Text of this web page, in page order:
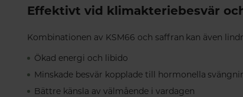
Effektivt vid klimakteriebesvär
Kombinationen av KSM66 och saffran kan även
Ökad energi och libido
Minskade besvär kopplade till hormonella
Bättre känsla av välmående i vardagen